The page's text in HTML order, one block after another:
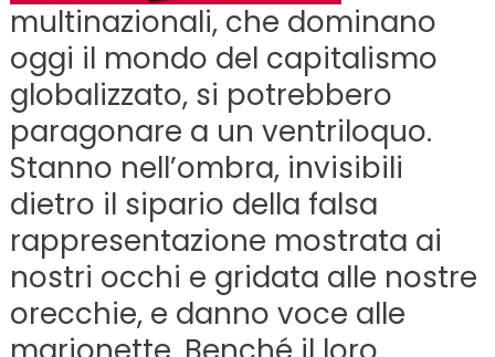
multinazionali, che dominano
oggi il mondo del capitalismo
globalizzato, si potrebbero
paragonare a un ventriloquo.
Stanno nell’ombra, invisibili
dietro il sipario della falsa
rappresentazione mostrata ai
nostri occhi e gridata alle nostre
orecchie, e danno voce alle